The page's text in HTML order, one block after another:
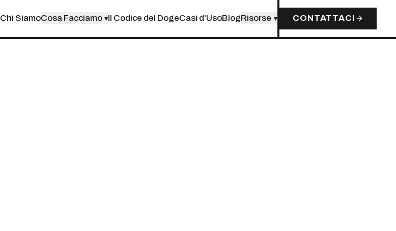
Chi SiamoCosa Facciamo ▾Il Codice del DogeCasi d'UsoBlogRisorse ▾ CONTATTACI